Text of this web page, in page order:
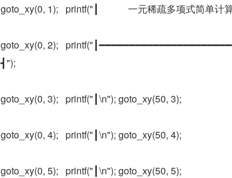
goto_xy(0, 1);   printf("┃            一元稀疏多项式简单计
goto_xy(0, 2);
┫");
goto_xy(0, 3);   printf("┃\n"); goto_xy(50, 3);
goto_xy(0, 4);   printf("┃\n"); goto_xy(50, 4);
goto_xy(0, 5);   printf("┃\n"); goto_xy(50, 5);